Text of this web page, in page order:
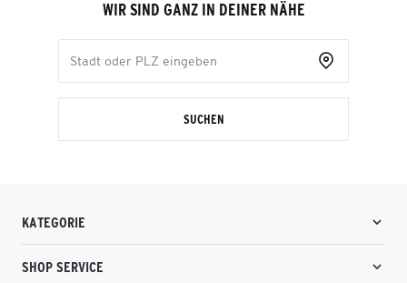
WIR SIND GANZ IN DEINER NÄHE
SUCHEN
KATEGORIE
SHOP SERVICE